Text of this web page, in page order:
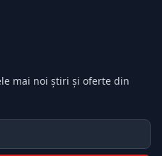
mai noi știri și oferte din